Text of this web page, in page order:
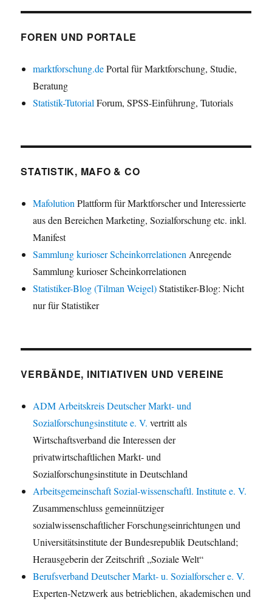
FOREN UND PORTALE
marktforschung.dePortal für Marktforschung, Studie,
Beratung
Statistik-TutorialForum, SPSS-Einführung, Tutorials
STATISTIK, MAFO & CO
MafolutionPlattform für Marktforscher und Interessierte
aus den Bereichen Marketing, Sozialforschung etc. inkl.
Manifest
Sammlung kurioser ScheinkorrelationenAnregende
Sammlung kurioser Scheinkorrelationen
Statistiker-Blog (Tilman Weigel)Statistiker-Blog: Nicht
nur für Statistiker
VERBÄNDE, INITIATIVEN UND VEREINE
ADM Arbeitskreis Deutscher Markt- und
Sozialforschungsinstitute e. V. vertritt als
Wirtschaftsverband die Interessen der
privatwirtschaftlichen Markt- und
Sozialforschungsinstitute in Deutschland
Arbeitsgemeinschaft Sozial-wissenschaftl. Institute e. V.
Zusammenschluss gemeinnütziger
sozialwissenschaftlicher Forschungseinrichtungen und
Universitätsinstitute der Bundesrepublik Deutschland;
Herausgeberin der Zeitschrift „Soziale Welt“
Berufsverband Deutscher Markt- u. Sozialforscher e. V.
Experten-Netzwerk aus betrieblichen, akademischen und